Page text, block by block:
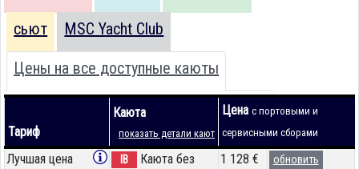
сьют MSC Yacht Club
Цены на все доступные каюты
Тариф
Каюта
показать детали кают
Цена с портовыми и
сервисными сборами
Лучшая цена IB
Каюта без
1 128 €
обновить